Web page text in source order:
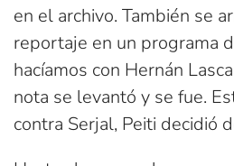
en el archivo. También se
reportaje en un programa
hacíamos con Hernán
nota se levantó y se fue.
contra Serjal, Peiti decidió